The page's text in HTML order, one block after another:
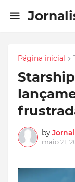
Página inicial
by
maio 21,